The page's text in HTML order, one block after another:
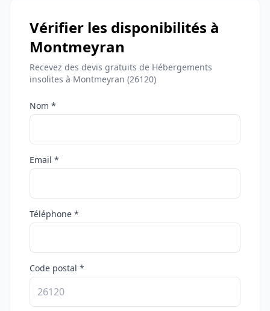
Vérifier les disponibilités à
Montmeyran
Recevez des devis gratuits de Hébergements
insolites à Montmeyran (26120)
Nom *
Email *
Téléphone *
Code postal *